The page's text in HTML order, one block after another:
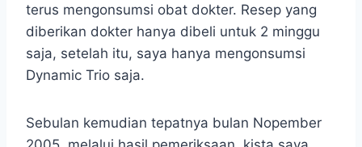
terus mengonsumsi obat dokter. Resep yang
diberikan dokter hanya dibeli untuk 2 minggu
saja, setelah itu, saya hanya mengonsumsi
Dynamic Trio saja.
Sebulan kemudian tepatnya bulan Nopember